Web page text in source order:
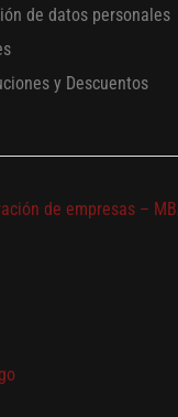
de datos personales
y Descuentos
de empresas – MBA